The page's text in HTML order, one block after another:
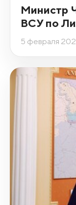
Министр
ВСУ по
5 февраля